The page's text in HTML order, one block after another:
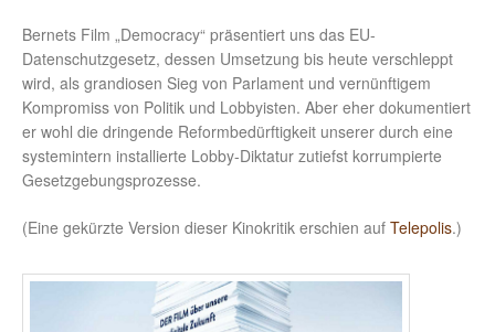
Bernets Film „Democracy“ präsentiert uns das EU-
Datenschutzgesetz, dessen Umsetzung bis heute verschleppt
wird, als grandiosen Sieg von Parlament und vernünftigem
Kompromiss von Politik und Lobbyisten. Aber eher dokumentiert
er wohl die dringende Reformbedürftigkeit unserer durch eine
systemintern installierte Lobby-Diktatur zutiefst korrumpierte
Gesetzgebungsprozesse.
(Eine gekürzte Version dieser Kinokritik erschien auf Telepolis.)